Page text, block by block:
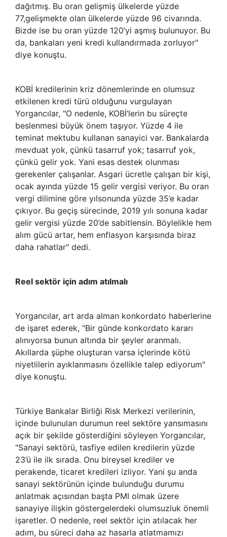
dağıtmış. Bu oran gelişmiş ülkelerde yüzde
77,gelişmekte olan ülkelerde yüzde 96 civarında.
Bizde ise bu oran yüzde 120’yi aşmış bulunuyor. Bu
da, bankaları yeni kredi kullandırmada zorluyor"
diye konuştu.
KOBİ kredilerinin kriz dönemlerinde en olumsuz
etkilenen kredi türü olduğunu vurgulayan
Yorgancılar, "O nedenle, KOBİ’lerin bu süreçte
beslenmesi büyük önem taşıyor. Yüzde 4 ile
teminat mektubu kullanan sanayici var. Bankalarda
mevduat yok, çünkü tasarruf yok; tasarruf yok,
çünkü gelir yok. Yani esas destek olunması
gerekenler çalışanlar. Asgari ücretle çalışan bir kişi,
ocak ayında yüzde 15 gelir vergisi veriyor. Bu oran
vergi dilimine göre yılsonunda yüzde 35’e kadar
çıkıyor. Bu geçiş sürecinde, 2019 yılı sonuna kadar
gelir vergisi yüzde 20’de sabitlensin. Böylelikle hem
alım gücü artar, hem enflasyon karşısında biraz
daha rahatlar" dedi.
Reel sektör için adım atılmalı
Yorgancılar, art arda alman konkordato haberlerine
de işaret ederek, "Bir günde konkordato kararı
alınıyorsa bunun altında bir şeyler aranmalı.
Akıllarda şüphe oluşturan varsa içlerinde kötü
niyetlilerin ayıklanmasını özellikle talep ediyorum"
diye konuştu.
Türkiye Bankalar Birliği Risk Merkezi verilerinin,
içinde bulunulan durumun reel sektöre yansımasını
açık bir şekilde gösterdiğini söyleyen Yorgancılar,
"Sanayi sektörü, tasfiye edilen kredilerin yüzde
23’ü ile ilk sırada. Onu bireysel krediler ve
perakende, ticaret kredileri izliyor. Yani şu anda
sanayi sektörünün içinde bulunduğu durumu
anlatmak açısından başta PMI olmak üzere
sanayiye ilişkin göstergelerdeki olumsuzluk önemli
işaretler. O nedenle, reel sektör için atılacak her
adım, bu süreci daha az hasarla atlatmamızı